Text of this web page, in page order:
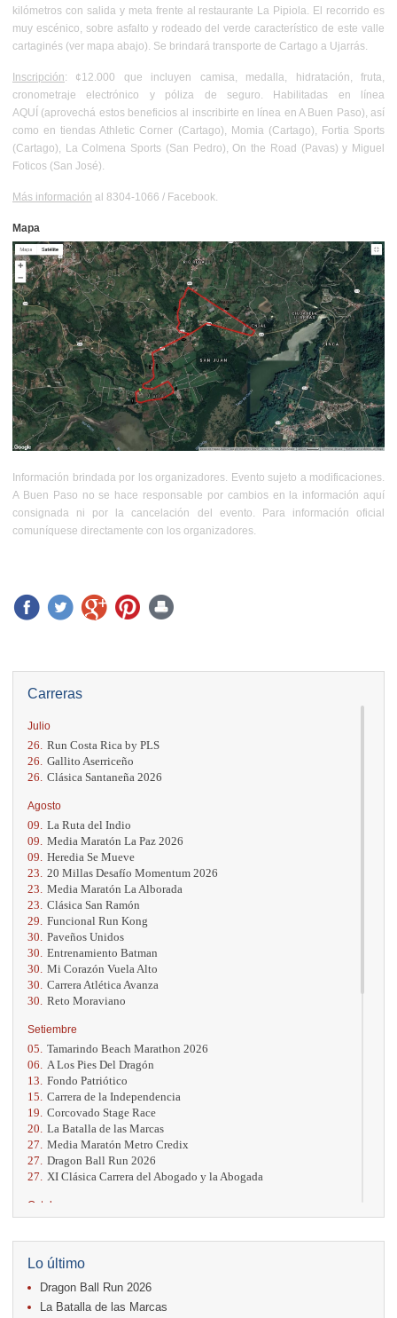
Carreras
Julio
26. Run Costa Rica by PLS
26. Gallito Aserriceño
26. Clásica Santaneña 2026
Agosto
09. La Ruta del Indio
09. Media Maratón La Paz 2026
09. Heredia Se Mueve
23. 20 Millas Desafío Momentum 2026
23. Media Maratón La Alborada
23. Clásica San Ramón
29. Funcional Run Kong
30. Paveños Unidos
30. Entrenamiento Batman
30. Mi Corazón Vuela Alto
30. Carrera Atlética Avanza
30. Reto Moraviano
Setiembre
05. Tamarindo Beach Marathon 2026
06.
A Los Pies Del Dragón
13. Fondo Patriótico
15. Carrera de la Independencia
19. Corcovado Stage Race
20. La Batalla de las Marcas
27. Media Maratón Metro Credix
27. Dragon Ball Run 2026
27.
XI Clásica Carrera del Abogado y la Abogada
Octubre
04. San Carlos Rosa
04.
Relevos Tres Ríos
04. Kilómetros Rosa
11. Run In The City
17. Caribe Paradise Run
Lo último
Dragon Ball Run 2026
La Batalla de las Marcas
kilómetros con salida y meta frente al restaurante La Pipiola. El recorrido es
muy escénico, sobre asfalto y rodeado del verde característico de este valle
cartaginés (ver mapa abajo). Se brindará transporte de Cartago a Ujarrás.
Inscripción: ¢12.000 que incluyen camisa, medalla, hidratación, fruta,
cronometraje electrónico y póliza de seguro. Habilitadas en línea
AQUÍ (aprovechá estos beneficios al inscribirte en línea en A Buen Paso), así
como en tiendas Athletic Corner (Cartago), Momia (Cartago), Fortia Sports
(Cartago), La Colmena Sports (San Pedro), On the Road (Pavas) y Miguel
Foticos (San José).
Más información al 8304-1066 / Facebook
Mapa
Información brindada por los organizadores. Evento sujeto a modificaciones.
A Buen Paso no se hace responsable por cambios en la información aquí
consignada ni por la cancelación del evento. Para información oficial
comuníquese directamente con los organizadores.